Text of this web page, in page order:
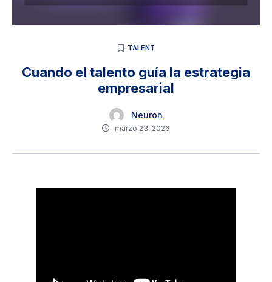
TALENT
Cuando el talento guía la estrategia
empresarial
Neuron
marzo 23, 2026